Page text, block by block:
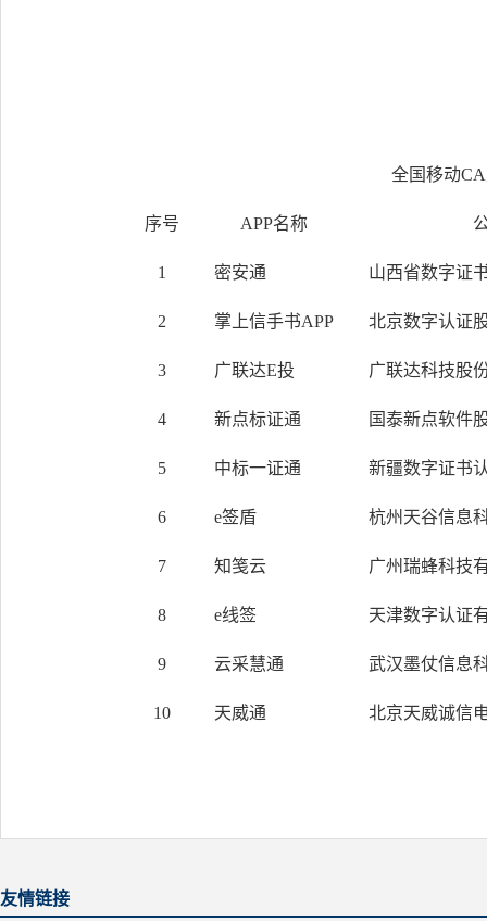
全国移动
序号 APP名称
1 密安通 山西省数字证
2 掌上信手书APP 北京数字认证
3 广联达E投 广联达科技股
4 新点标证通 国泰新点软件
5 中标一证通 新疆数字证书
6 e签盾 杭州天谷信息
7 知笺云 广州瑞蜂科技
8 e线签 天津数字认证
9 云采慧通 武汉墨仗信息
10 天威通 北京天威诚信
友情链接